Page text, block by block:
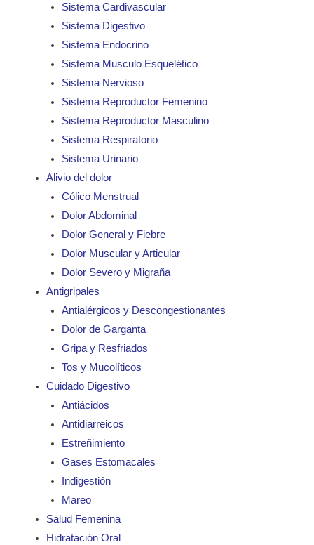
Sistema Cardivascular
Sistema Digestivo
Sistema Endocrino
Sistema Musculo Esquelético
Sistema Nervioso
Sistema Reproductor Femenino
Sistema Reproductor Masculino
Sistema Respiratorio
Sistema Urinario
Alivio del dolor
Cólico Menstrual
Dolor Abdominal
Dolor General y Fiebre
Dolor Muscular y Articular
Dolor Severo y Migraña
Antigripales
Antialérgicos y Descongestionantes
Dolor de Garganta
Gripa y Resfriados
Tos y Mucolíticos
Cuidado Digestivo
Antiácidos
Antidiarreicos
Estreñimiento
Gases Estomacales
Indigestión
Mareo
Salud Femenina
Hidratación Oral